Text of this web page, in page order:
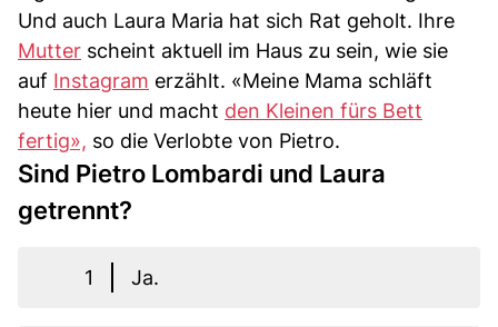
Und auch Laura Maria hat sich Rat geholt. Ihre
Mutter scheint aktuell im Haus zu sein, wie sie
auf Instagram erzählt. «Meine Mama schläft
heute hier und macht den Kleinen fürs Bett
fertig», so die Verlobte von Pietro.
Sind Pietro Lombardi und Laura
getrennt?
1 Ja.